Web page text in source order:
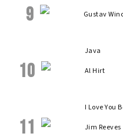
9
Gustav
10
Java
Al Hirt
11
I Love You
Jim Reeves